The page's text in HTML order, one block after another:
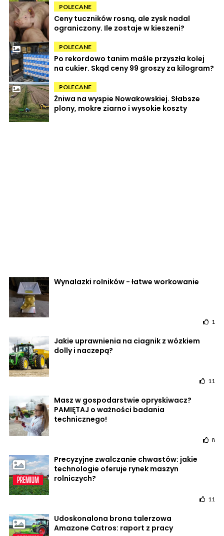
POLECANE
Ceny tuczników rosną, ale zysk nadal
ograniczony. Ile zostaje w kieszeni?
POLECANE
Po rekordowo tanim maśle przyszła kolej
na cukier. Skąd ceny 99 groszy za kilogram?
POLECANE
Żniwa na wyspie Nowakowskiej. Słabsze
plony, mokre ziarno i wysokie koszty
Wynalazki rolników - łatwe workowanie
1
Jakie uprawnienia na ciagnik z wózkiem
dolly i naczepą?
11
Masz w gospodarstwie opryskiwacz?
PAMIĘTAJ o ważności badania
technicznego!
8
Precyzyjne zwalczanie chwastów: jakie
technologie oferuje rynek maszyn
rolniczych?
11
Udoskonalona brona talerzowa
Amazone Catros: raport z pracy